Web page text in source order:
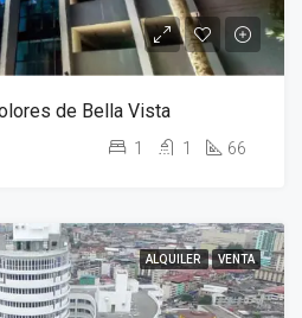
de Bella Vista
1 1 66
ALQUILER VENTA